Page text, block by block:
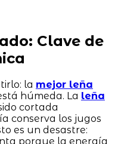
Clave de
la mejor leña
húmeda. La leña
cortada
conserva los jugos
es un desastre:
porque la energía